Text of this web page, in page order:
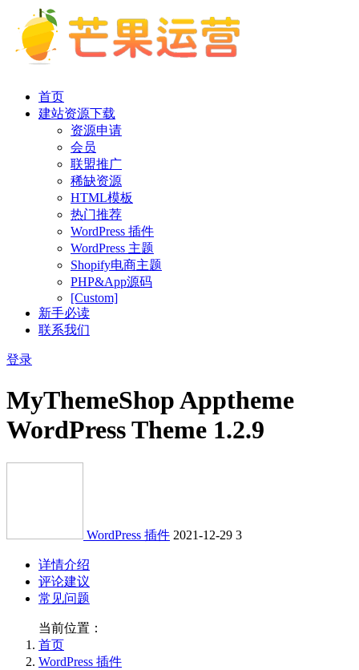
首页
建站资源下载
资源申请
会员
联盟推广
稀缺资源
HTML模板
热门推荐
WordPress 插件
WordPress 主题
Shopify电商主题
PHP&App源码
[Custom]
新手必读
联系我们
登录
MyThemeShop Apptheme
WordPress Theme 1.2.9
WordPress 插件 2021-12-29 3
详情介绍
评论建议
常见问题
当前位置：
首页
WordPress 插件